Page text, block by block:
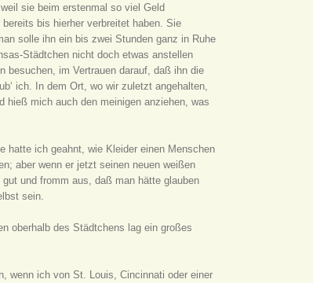
sie beim erstenmal so viel Geld
bis hierher verbreitet haben. Sie
solle ihn ein bis zwei Stunden ganz in Ruhe
Städtchen nicht doch etwas anstellen
besuchen, im Vertrauen darauf, daß ihn die
ich. In dem Ort, wo wir zuletzt angehalten,
hieß mich auch den meinigen anziehen, was
hatte ich geahnt, wie Kleider einen Menschen
aber wenn er jetzt seinen neuen weißen
und fromm aus, daß man hätte glauben
sein.
oberhalb des Städtchens lag ein großes
wenn ich von St. Louis, Cincinnati oder einer